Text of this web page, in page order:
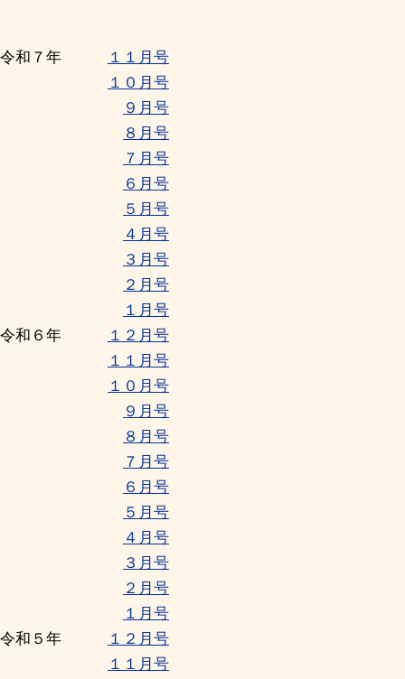
令和７年
１１月号
１０月号
９月号
８月号
７月号
６月号
５月号
４月号
３月号
２月号
１月号
令和６年
１２月号
１１月号
１０月号
９月号
８月号
７月号
６月号
５月号
４月号
３月号
２月号
１月号
令和５年
１２月号
１１月号